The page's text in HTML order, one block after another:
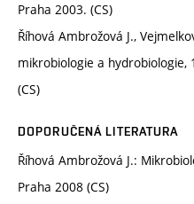
Praha 2003. (CS)
Říhová Ambrožová J.,
mikrobiologie a hydrobiologie,
(CS)
DOPORUČENÁ LITERATURA
Říhová Ambrožová J.:
Praha 2008 (CS)